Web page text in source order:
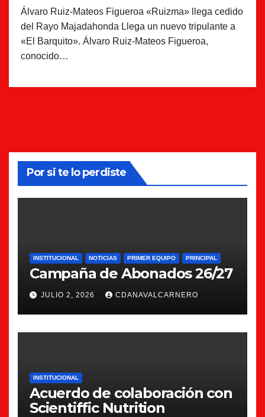
Álvaro Ruiz-Mateos Figueroa «Ruizma» llega cedido
del Rayo Majadahonda Llega un nuevo tripulante a
«El Barquito». Álvaro Ruiz-Mateos Figueroa,
conocido…
Por si te lo perdiste
INSTITUCIONAL NOTICIAS PRIMER EQUIPO PRINCIPAL
Campaña de Abonados 26/27
JULIO 2, 2026 CDANAVALCARNERO
INSTITUCIONAL
Acuerdo de colaboración con
Scientiffic Nutrition